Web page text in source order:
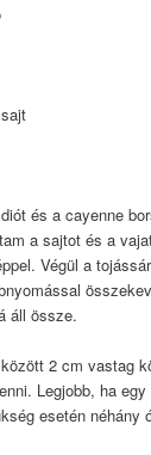
és a cayenne
a sajtot és a
Végül a
áll össze.
2 cm vastag
Legjobb, ha
esetén néhány